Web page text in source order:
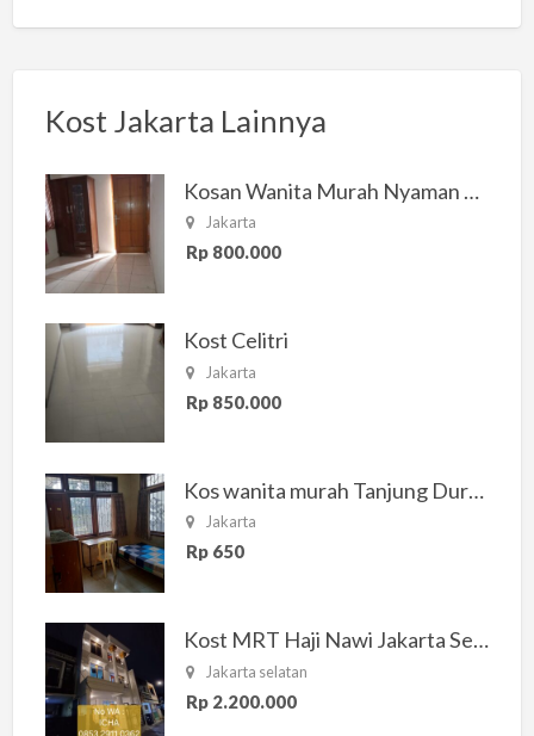
Kost Jakarta Lainnya
Kosan Wanita Murah Nyaman di Jakarta Selatan
Jakarta
Rp 800.000
Kost Celitri
Jakarta
Rp 850.000
Kos wanita murah Tanjung Duren Jakarta Barat
Jakarta
Rp 650
Kost MRT Haji Nawi Jakarta Selatan
Jakarta selatan
Rp 2.200.000